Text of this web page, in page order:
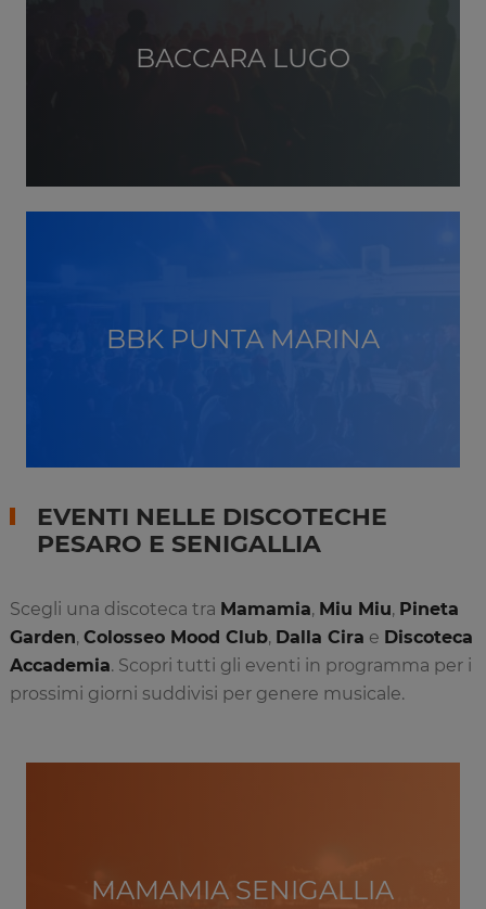
BACCARA LUGO
BBK PUNTA MARINA
EVENTI NELLE DISCOTECHE
PESARO E SENIGALLIA
Scegli una discoteca tra Mamamia, Miu Miu, Pineta
Garden, Colosseo Mood Club, Dalla Cira e Discoteca
Accademia. Scopri tutti gli eventi in programma per i
prossimi giorni suddivisi per genere musicale.
MAMAMIA SENIGALLIA